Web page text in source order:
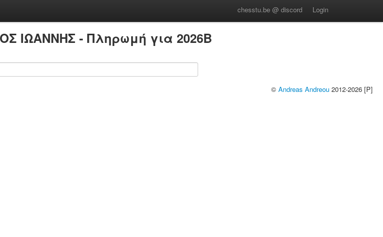
chesstu.be @ discord Login
ΙΩΑΝΝΗΣ - Πληρωμή για 2026B
© Andreas Andreou 2012-2026 [P]